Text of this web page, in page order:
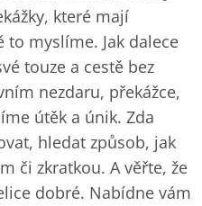
které mají
myslíme. Jak dalece
touze a cestě bez
nezdaru, překážce,
útěk a únik. Zda
hledat způsob, jak
či zkratkou. A věřte, že
dobré. Nabídne vám